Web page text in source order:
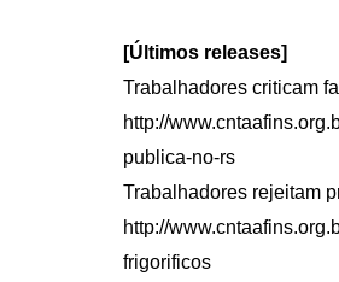
[Últimos releases]
Trabalhadores criticam
http://
publica-no-rs
Trabalhadores rejeitam
http://
frigorificos